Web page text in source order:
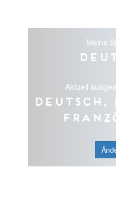
Meine
Aktuell
Deutsch,